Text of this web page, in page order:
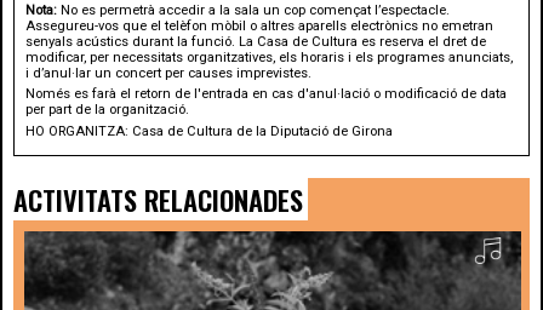
Nota: No es permetrà accedir a la sala un cop començat l’espectacle.
Assegureu-vos que el telèfon mòbil o altres aparells electrònics no emetran
senyals acústics durant la funció. La Casa de Cultura es reserva el dret de
modificar, per necessitats organitzatives, els horaris i els programes anunciats,
i d’anul·lar un concert per causes imprevistes.
Només es farà el retorn de l'entrada en cas d'anul·lació o modificació de data
per part de la organització.
HO ORGANITZA: Casa de Cultura de la Diputació de Girona
ACTIVITATS RELACIONADES